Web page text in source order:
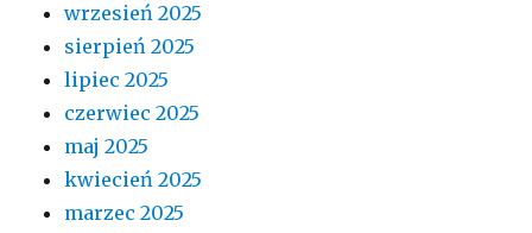
wrzesień 2025
sierpień 2025
lipiec 2025
czerwiec 2025
maj 2025
kwiecień 2025
marzec 2025